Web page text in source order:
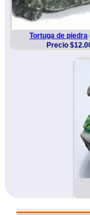
Tortuga de piedra
Precio